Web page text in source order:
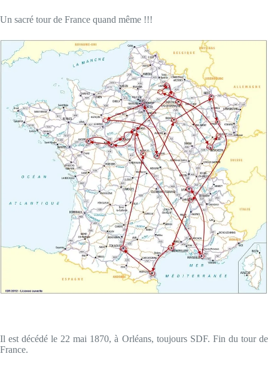
Un sacré tour de France quand même !!!
Il est décédé le 22 mai 1870, à Orléans, toujours SDF. Fin du tour de
France.